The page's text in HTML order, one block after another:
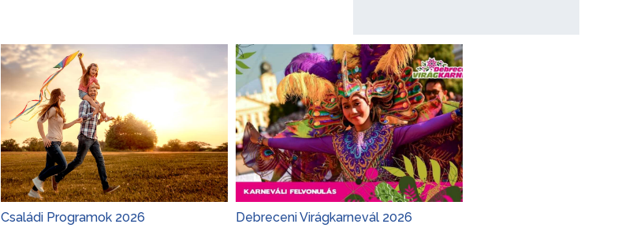
Családi Programok 2026 Debreceni Virágkarnevál 2026